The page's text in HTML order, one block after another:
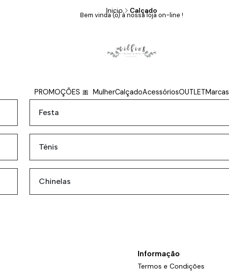
PROMOÇÕES 🎀 MulherCalçadoAcessóriosOUTLETMarcas
Bem vinda (o) à nossa loja on-line !
Inicio Calçado
Calçado
Festa
Ténis
Chinelas
Informação
Termos e Condições